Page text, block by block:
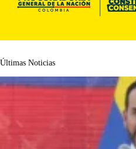
Últimas Noticias